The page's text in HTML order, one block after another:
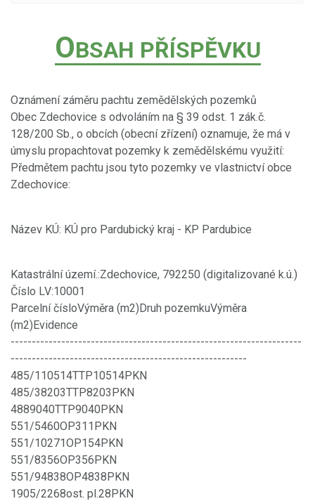
OBSAH PŘÍSPĚVKU
Oznámení záměru pachtu zemědělských pozemků
Obec Zdechovice s odvoláním na § 39 odst. 1 zák.č.
128/200 Sb., o obcích (obecní zřízení) oznamuje, že má v
úmyslu propachtovat pozemky k zemědělskému využití:
Předmětem pachtu jsou tyto pozemky ve vlastnictví obce
Zdechovice:
Název KÚ: KÚ pro Pardubický kraj - KP Pardubice
Katastrální území.:Zdechovice, 792250 (digitalizované k.ú.)
Číslo LV:10001
Parcelní čísloVýměra (m2)Druh pozemkuVýměra
(m2)Evidence
---------------------------------------------------------------------
--------------------------------------------------------
485/110514TTP10514PKN
485/38203TTP8203PKN
4889040TTP9040PKN
551/5460OP311PKN
551/10271OP154PKN
551/8356OP356PKN
551/94838OP4838PKN
1905/2268ost. pl.28PKN